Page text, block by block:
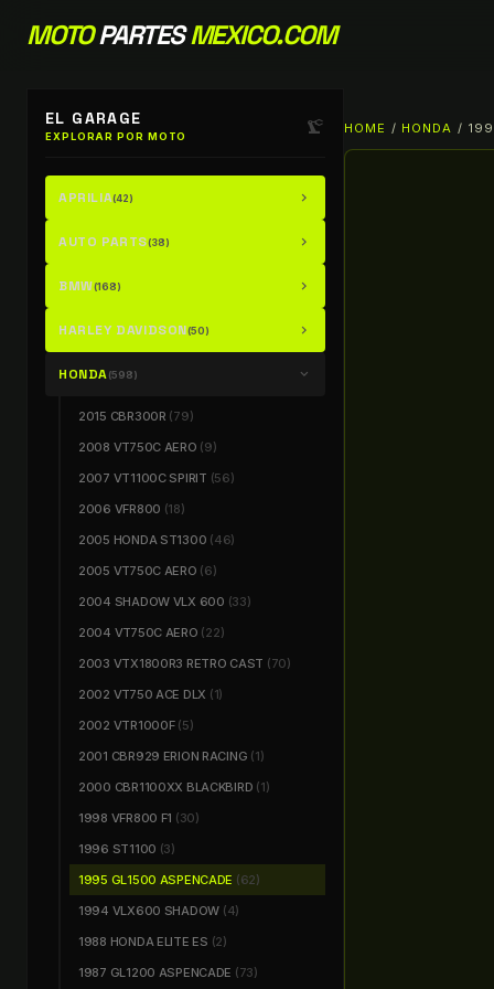
MOTOPARTESMEXICO.COM
EL GARAGE
EXPLORAR POR MOTO precision_manufacturing
APRILIA(42) chevron_right
AUTO PARTS(38) chevron_right
BMW(168) chevron_right
HARLEY DAVIDSON(50) chevron_right
HONDA(598) chevron_right
2015 CBR300R (79)
2008 VT750C AERO (9)
2007 VT1100C SPIRIT (56)
2006 VFR800 (18)
2005 HONDA ST1300 (46)
2005 VT750C AERO (6)
2004 SHADOW VLX 600 (33)
2004 VT750C AERO (22)
2003 VTX1800R3 RETRO CAST (70)
2002 VT750 ACE DLX (1)
2002 VTR1000F (5)
2001 CBR929 ERION RACING (1)
2000 CBR1100XX BLACKBIRD (1)
1998 VFR800 F1 (30)
1996 ST1100 (3)
1995 GL1500 ASPENCADE (62)
1994 VLX600 SHADOW (4)
1988 HONDA ELITE ES (2)
1987 GL1200 ASPENCADE (73)
HOME / HONDA /